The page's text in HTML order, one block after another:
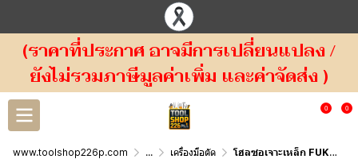
(ราคาที่ประกาศ อาจมีการเปลี่ยนแปลง /
ยังไม่รวมภาษีมูลค่าเพิ่ม และค่าจัดส่ง )
0 0
www.toolshop226p.com ... เครื่องมือตัด โฮลซอเจาะเหล็ก FUKA SKH51 HOLE SAW